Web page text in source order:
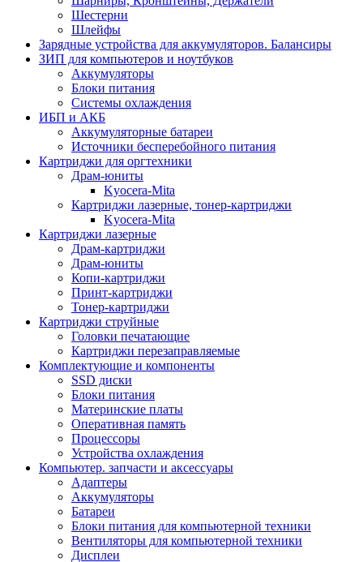
Шестерни
Шлейфы
Зарядные устройства для аккумуляторов. Балансиры
ЗИП для компьютеров и ноутбуков
Аккумуляторы
Блоки питания
Системы охлаждения
ИБП и АКБ
Аккумуляторные батареи
Источники бесперебойного питания
Картриджи для оргтехники
Драм-юниты
Kyocera-Mita
Картриджи лазерные, тонер-картриджи
Kyocera-Mita
Картриджи лазерные
Драм-картриджи
Драм-юниты
Копи-картриджи
Принт-картриджи
Тонер-картриджи
Картриджи струйные
Головки печатающие
Картриджи перезаправляемые
Комплектующие и компоненты
SSD диски
Блоки питания
Материнские платы
Оперативная память
Процессоры
Устройства охлаждения
Компьютер. запчасти и аксессуары
Адаптеры
Аккумуляторы
Батареи
Блоки питания для компьютерной техники
Вентиляторы для компьютерной техники
Дисплеи